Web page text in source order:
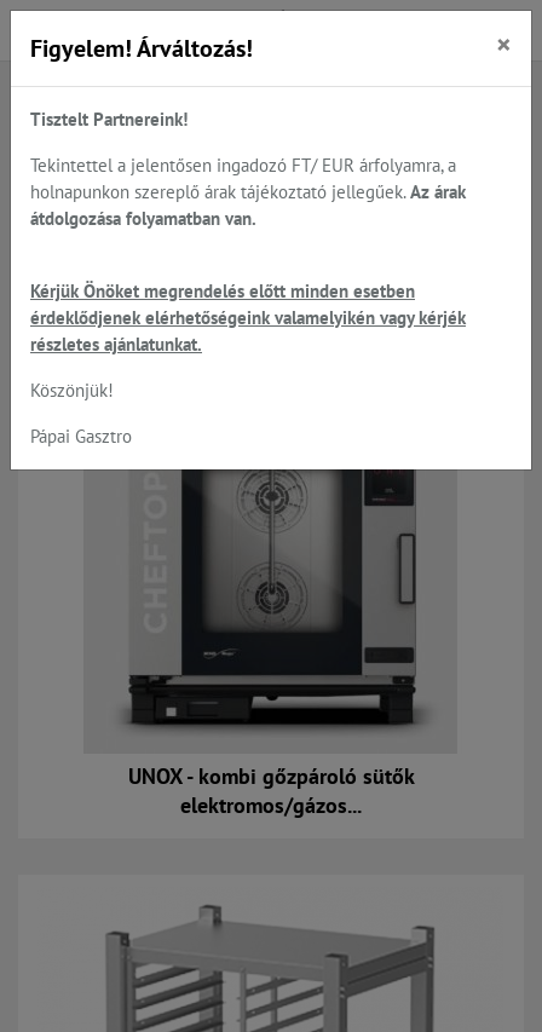
Főoldal Termékek
UNOX - kombi gőzpároló-sütök, állványok, tisztítás...
állványok, tisztítás...
UNOX - kombi gőzpároló sütők
elektromos/gázos...
Figyelem! Árváltozás! ×
Tisztelt Partnereink!
Tekintettel a jelentősen ingadozó FT/ EUR árfolyamra, a
holnapunkon szereplő árak tájékoztató jellegűek. Az árak
átdolgozása folyamatban van.
Kérjük Önöket megrendelés előtt minden esetben
érdeklődjenek elérhetőségeink valamelyikén vagy kérjék
részletes ajánlatunkat.
Köszönjük!
Pápai Gasztro